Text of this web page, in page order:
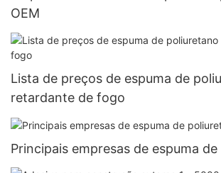
OEM
Lista de preços de espuma de
retardante de fogo
Principais empresas de espuma